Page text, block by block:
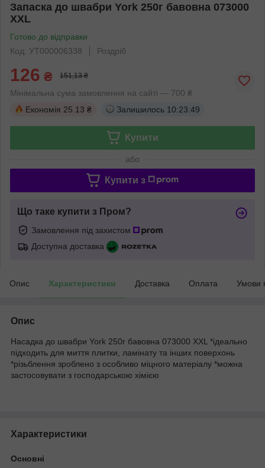
Запаска до швабри York 250г бавовна 073000
XXL
Готово до відправки
Код: УТ000006338
Роздріб
126 ₴ 151,13 ₴
Мінімальна сума замовлення на сайті — 700 ₴
Економія 25.13 ₴ Залишилось 10:23:49
Купити
або
Купити з
Що таке купити з Пром?
Замовлення під захистом
Доступна доставка
Опис Характеристики Доставка Оплата Умови
Опис
Насадка до швабри York 250г бавовна 073000 XXL *ідеально
підходить для миття плитки, ламінату та інших поверхонь
*різьблення зроблено з особливо міцного матеріалу *можна
застосовувати з господарською хімією
Характеристики
Основні